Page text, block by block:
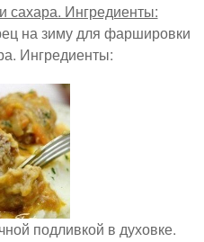
на зиму для фаршировки
Ингредиенты:
подливкой в духовке.